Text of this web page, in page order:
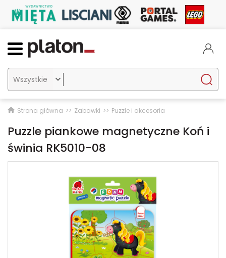

Strona główna Zabawki Puzzle i akcesoria
Puzzle piankowe magnetyczne Koń i
świnia RK5010-08